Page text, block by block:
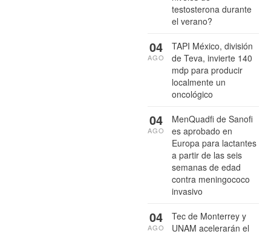
testosterona durante
el verano?
TAPI México, división
de Teva, invierte 140
mdp para producir
localmente un
oncológico
04
AGO
MenQuadfi de Sanofi
es aprobado en
Europa para lactantes
a partir de las seis
semanas de edad
contra meningococo
invasivo
04
AGO
Tec de Monterrey y
UNAM acelerarán el
04
AGO